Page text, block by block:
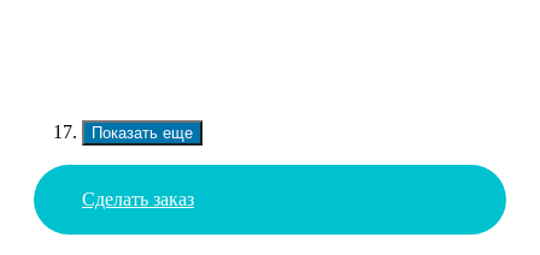
Показать еще
Сделать заказ